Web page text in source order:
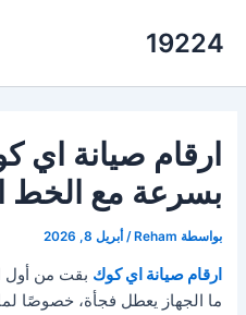
19224
ارقام صيانة اي
بسرعة مع الخط
بواسطة Reham
/أبريل 8, 2026
ارقام صيانة اي كوك بقت من أول
ما الجهاز يعطل فجأة، خصوصًا لما